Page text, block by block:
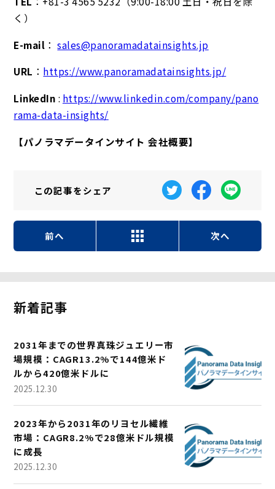
く）
E-mail ：sales@panoramadatainsights.jp
URL ： https://www.panoramadatainsights.jp/
LinkedIn : https://www.linkedin.com/company/pano
rama-data-insights/
【パノラマデータインサイト 会社概要】
この記事をシェア
前へ 次へ
新着記事
2031年までの世界真珠ジュエリー市
場規模：CAGR13.2%で144億米ド
ルから420億米ドルに
2025.12.30
2023年から2031年のリヨセル繊維
市場：CAGR8.2%で28億米ドル規模
に成長
2025.12.30